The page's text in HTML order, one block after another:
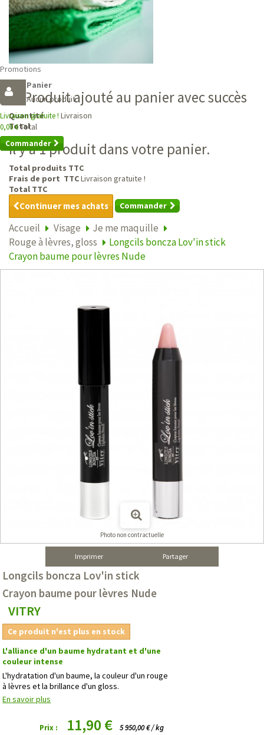
Promotions
Panier
Aucun produit
Livraison gratuite ! Livraison
0,00 €Total
Commander
Produit ajouté au panier avec succès
Quantité
Total
Il y a 1 produit dans votre panier.
Total produits TTC
Frais de port TTCLivraison gratuite !
Total TTC
Continuer mes achats Commander
Accueil Visage
Je me maquille
Rouge à lèvres, gloss
Longcils boncza Lov'in stick
Crayon baume pour lèvres Nude
Photo non contractuelle
Imprimer Partager
Longcils boncza Lov'in stick
Crayon baume pour lèvres Nude
VITRY
Ce produit n'est plus en stock
L'alliance d'un baume hydratant et d'une
couleur intense
L'hydratation d'un baume, la couleur d'un rouge
à lèvres et la brillance d'un gloss.
En savoir plus
Prix : 11,90 € 5 950,00 € / kg